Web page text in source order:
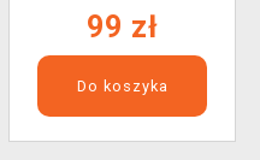
99 zł
Do koszyka